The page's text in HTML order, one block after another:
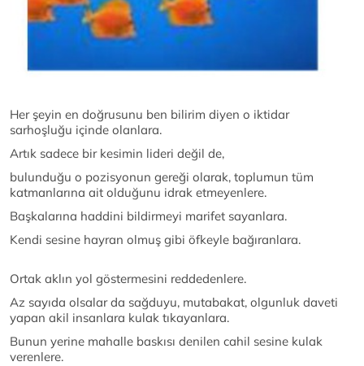
Her şeyin en doğrusunu ben bilirim diyen o iktidar
sarhoşluğu içinde olanlara.
Artık sadece bir kesimin lideri değil de,
bulunduğu o pozisyonun gereği olarak, toplumun tüm
katmanlarına ait olduğunu idrak etmeyenlere.
Başkalarına haddini bildirmeyi marifet sayanlara.
Kendi sesine hayran olmuş gibi öfkeyle bağıranlara.
Ortak aklın yol göstermesini reddedenlere.
Az sayıda olsalar da sağduyu, mutabakat, olgunluk daveti
yapan akil insanlara kulak tıkayanlara.
Bunun yerine mahalle baskısı denilen cahil sesine kulak
verenlere.